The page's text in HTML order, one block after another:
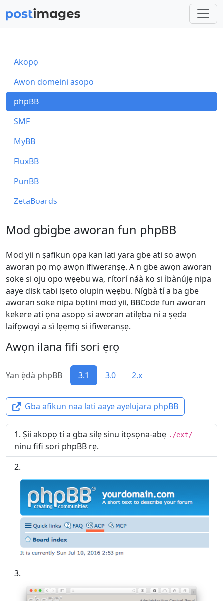
Akopọ
Awon domeini asopo
phpBB
SMF
MyBB
FluxBB
PunBB
ZetaBoards
Mod gbigbe aworan fun phpBB
Mod yii n ṣafikun ọpa kan lati yara gbe ati so awọn
aworan pọ mọ awọn ifiweranṣẹ. A n gbe awọn aworan
soke si oju opo wẹẹbu wa, nítorí náà ko si ìbànújẹ nipa
aaye disk tabi iṣeto olupin wẹẹbu. Nígbà tí a ba gbe
aworan soke nipa bọtini mod yii, BBCode fun aworan
kekere ati ọna asopọ si aworan atilẹba ni a ṣẹda
laifọwọyi a sì lẹẹmọ si ifiweranṣẹ.
Awọn ilana fifi sori ẹrọ
Yan ẹ̀dà phpBB 3.1 3.0 2.x
Gba afikun naa lati aaye ayelujara phpBB
Ṣii akopọ tí a gba silẹ sinu itọsọna-abẹ ./ext/
ninu fifi sori phpBB rẹ.